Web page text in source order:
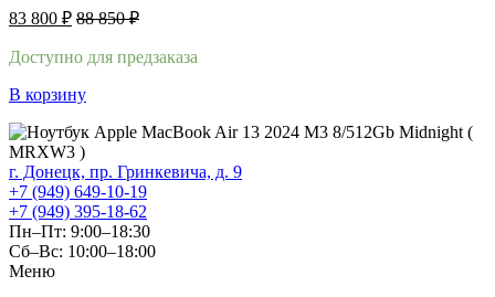
83 800 ₽ 88 850₽
Доступно для предзаказа
В корзину
г. Донецк, пр. Гринкевича, д. 9
+7 (949) 649-10-19
+7 (949) 395-18-62
Пн–Пт: 9:00–18:30
Сб–Вс: 10:00–18:00
Меню